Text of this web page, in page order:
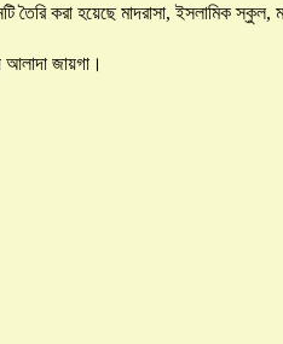
তৈরি করা হয়েছে মাদরাসা, ইসলামিক
আলাদা জায়গা।